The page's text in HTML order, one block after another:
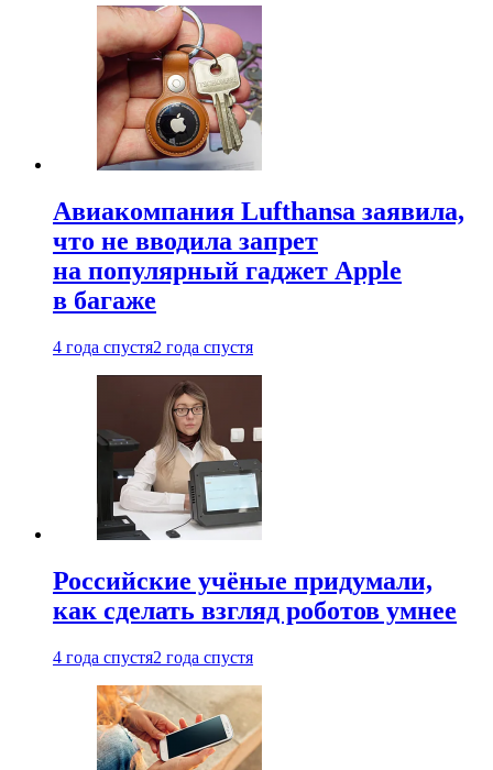
Авиакомпания Lufthansa заявила,
что не вводила запрет
на популярный гаджет Apple
в багаже
4 года спустя2 года спустя
Российские учёные придумали,
как сделать взгляд роботов умнее
4 года спустя2 года спустя